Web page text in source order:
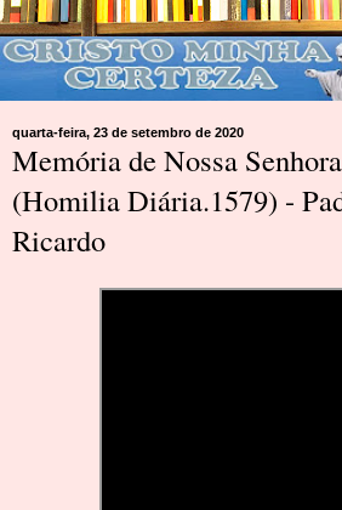
quarta-feira, 23 de setembro de 2020
Memória de Nossa
(Homilia Diária.1579) -
Ricardo